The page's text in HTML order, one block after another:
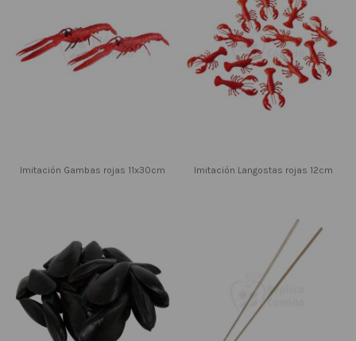
Imitación Gambas rojas 11x30cm Imitación Langostas rojas 12cm